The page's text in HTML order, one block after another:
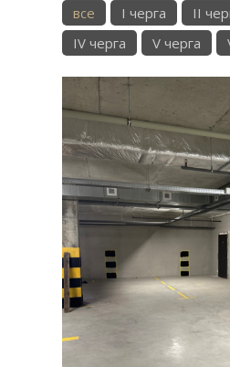
все I черга II
IV черга
V черга